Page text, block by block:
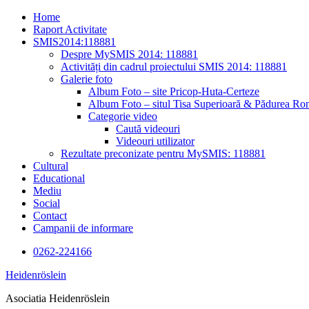
Skip
content
Home
Raport Activitate
SMIS2014:118881
Despre MySMIS 2014: 118881
Activități din cadrul proiectului SMIS 2014: 118881
Galerie foto
Album Foto – site Pricop-Huta-Certeze
Album Foto – situl Tisa Superioară & Pădurea
Categorie video
Caută videouri
Videouri utilizator
Rezultate preconizate pentru MySMIS: 118881
Cultural
Educational
Mediu
Social
Contact
Campanii de informare
0262-224166
Heidenröslein
Asociatia Heidenröslein